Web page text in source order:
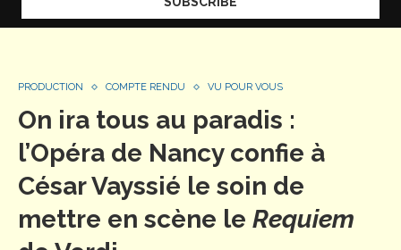
PRODUCTION COMPTE RENDU VU POUR VOUS
On ira tous au paradis :
l’Opéra de Nancy confie à
César Vayssié le soin de
mettre en scène le Requiem